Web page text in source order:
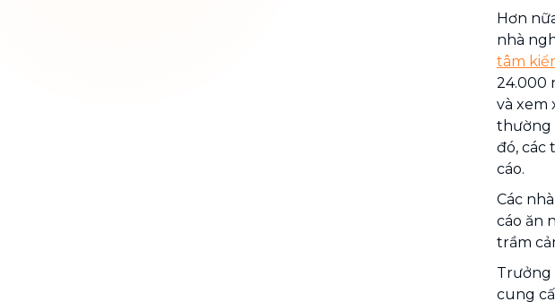
Hơn
nhà
tâm
24.000
và xem
thường
đó, các
cáo.
Các
cáo ăn
trầm
Trưởng
cung